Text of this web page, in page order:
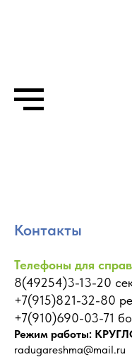
Контакты
Телефоны для
8(49254)3-13-20
+7(915)821-32-80
+7(910)690-03-71
Режим работы:
radugareshma@mail.ru